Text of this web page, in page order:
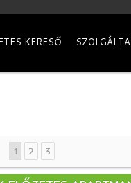
KERESŐ
1 2 3